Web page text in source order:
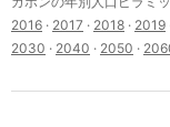
2016 · 2017 · 2018 · 2019
2030 · 2040 · 2050 ·